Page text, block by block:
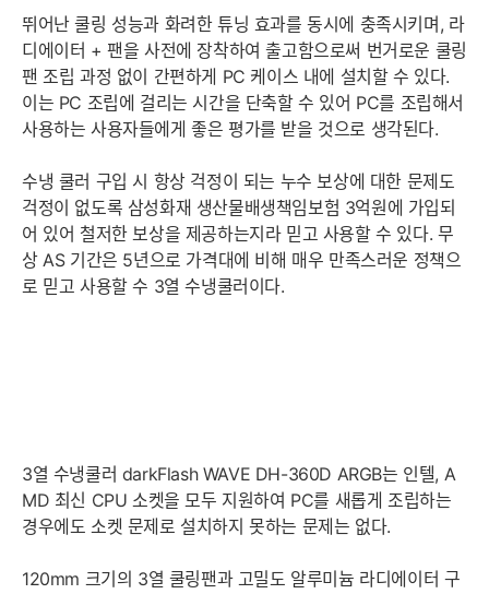
뛰어난 쿨링 성능과 화려한 튜닝 효과를 동시에 충족시키며, 라
디에이터 + 팬을 사전에 장착하여 출고함으로써 번거로운 쿨링
팬 조립 과정 없이 간편하게 PC 케이스 내에 설치할 수 있다.
이는 PC 조립에 걸리는 시간을 단축할 수 있어 PC를 조립해서
사용하는 사용자들에게 좋은 평가를 받을 것으로 생각된다.
수냉 쿨러 구입 시 항상 걱정이 되는 누수 보상에 대한 문제도
걱정이 없도록 삼성화재 생산물배생책임보험 3억원에 가입되
어 있어 철저한 보상을 제공하는지라 믿고 사용할 수 있다. 무
상 AS 기간은 5년으로 가격대에 비해 매우 만족스러운 정책으
로 믿고 사용할 수 3열 수냉쿨러이다.
3열 수냉쿨러 darkFlash WAVE DH-360D ARGB는 인텔, A
MD 최신 CPU 소켓을 모두 지원하여 PC를 새롭게 조립하는
경우에도 소켓 문제로 설치하지 못하는 문제는 없다.
120mm 크기의 3열 쿨링팬과 고밀도 알루미늄 라디에이터 구